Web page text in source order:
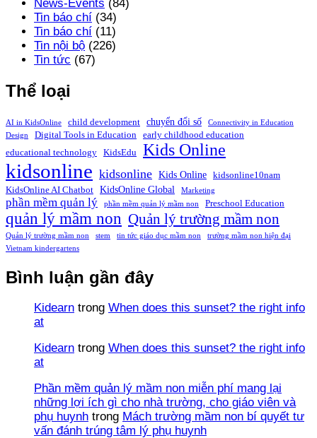
News-Events (84)
Tin báo chí (34)
Tin báo chí (11)
Tin nội bộ (226)
Tin tức (67)
Thể loại
AI in KidsOnline child development chuyển đổi số
Connectivity in Education
Design
Digital Tools in Education
early childhood education
educational technology
KidsEdu Kids Online
kidsonline kidsonline Kids Online
kidsonline10nam
KidsOnline AI Chatbot
KidsOnline Global Marketing
phần mềm quản lý phần mềm quản lý mầm non Preschool Education
quản lý mầm non Quản lý trường mầm non
Quản lý trường mầm non stem tin tức giáo dục mầm non
trường mầm non hiện đại
Vietnam kindergartens
Bình luận gần đây
Kidearn trong When does this sunset? the right info
at
Kidearn trong When does this sunset? the right info
at
Phần mềm quản lý mầm non miễn phí mang lại
những lợi ích gì cho nhà trường, cho giáo viên và
phụ huynh trong Mách trường mầm non bí quyết tư
vấn đánh trúng tâm lý phụ huynh